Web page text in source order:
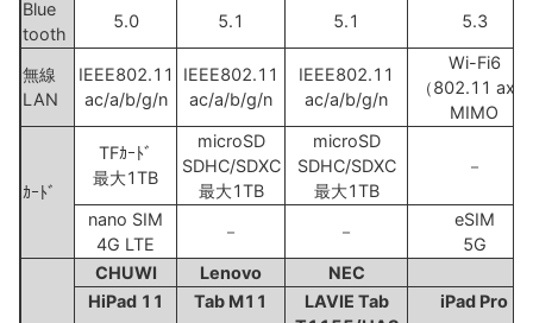
Blue
tooth
5.0 5.1 5.1 5.3
無線
LAN
IEEE802.11
ac/a/b/g/n
IEEE802.11
ac/a/b/g/n
IEEE802.11
ac/a/b/g/n
Wi-Fi6
（802.11 ax）
MIMO
ｶｰﾄﾞ
TFｶｰﾄﾞ
最大1TB
microSD
SDHC/SDXC
最大1TB
microSD
SDHC/SDXC
最大1TB
－
nano SIM
4G LTE
－ －
eSIM
5G
CHUWI
Lenovo NEC
HiPad 11
Tab M11
LAVIE Tab
iPad Pro